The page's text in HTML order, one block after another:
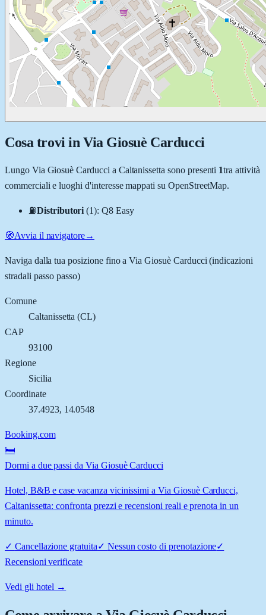
Cosa trovi in Via Giosuè Carducci
Lungo Via Giosuè Carducci a Caltanissetta sono presenti 1tra attività
commerciali e luoghi d'interesse mappati su OpenStreetMap.
⛽Distributori (1):Q8 Easy
🧭Avvia il navigatore→
Naviga dalla tua posizione fino aVia Giosuè Carducci (indicazioni
stradali passo passo)
Comune
Caltanissetta (CL)
CAP
93100
Regione
Sicilia
Coordinate
37.4923, 14.0548
Booking.com
🛏️
Dormi a due passi da Via Giosuè Carducci
Hotel, B&B e case vacanza vicinissimi a Via Giosuè Carducci,
Caltanissetta: confronta prezzi e recensioni reali e prenota in un
minuto.
✓ Cancellazione gratuita✓ Nessun costo di prenotazione✓
Recensioni verificate
Vedi gli hotel →